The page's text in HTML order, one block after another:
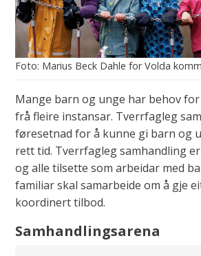
r
e
t
v
e
r
r
f
a
g
Marius Beck Dahle for Volda
Mange barn og unge har behov
frå fleire instansar. Tverrfagleg
føresetnad for å kunne gi barn og
rett tid. Tverrfagleg samhandling
og alle tilsette som arbeidar med
familiar skal samarbeide om å gje
koordinert tilbod.
Samhandlingsarena